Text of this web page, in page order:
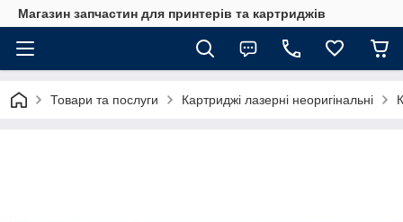
Магазин запчастин для принтерів та картриджів
Товари та послуги Картриджі лазерні неоригінальні